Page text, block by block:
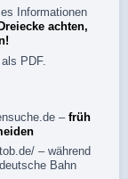
Informationen
achten,
PDF.
– früh
– während
Bahn